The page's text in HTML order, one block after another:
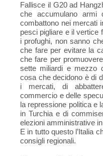
Fallisce il G20 ad
che accumulano
combattono nei mercati
pesci pigliare e il vertice
i profughi, non sanno
che fare per evitare la
che fare per
sette miliardi e mezzo
cosa che decidono è di
i mercati, di
commercio e delle
la repressione politica e
in Turchia e di
elezioni amministrative
E in tutto questo l’Italia
consigli regionali.